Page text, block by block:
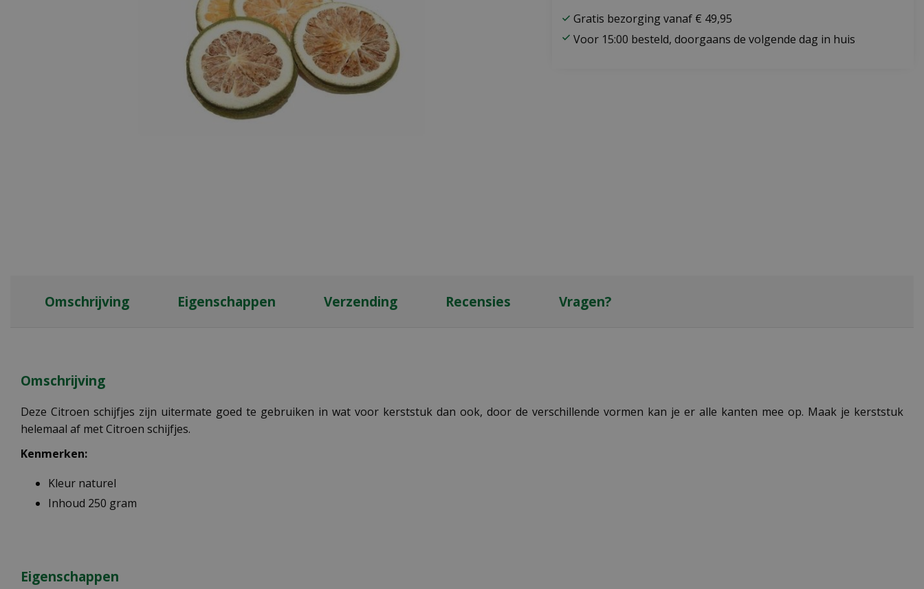
Gratis bezorging vanaf € 49,95
Voor 15:00 besteld, doorgaans de volgende dag in huis
Omschrijving Eigenschappen Verzending Recensies Vragen?
Omschrijving
Deze Citroen schijfjes zijn uitermate goed te gebruiken in wat voor kerststuk dan ook, door de verschillende vormen kan je er alle kanten mee op. Maak je kerststuk
helemaal af met Citroen schijfjes.
Kenmerken:
Kleur naturel
Inhoud 250 gram
Eigenschappen